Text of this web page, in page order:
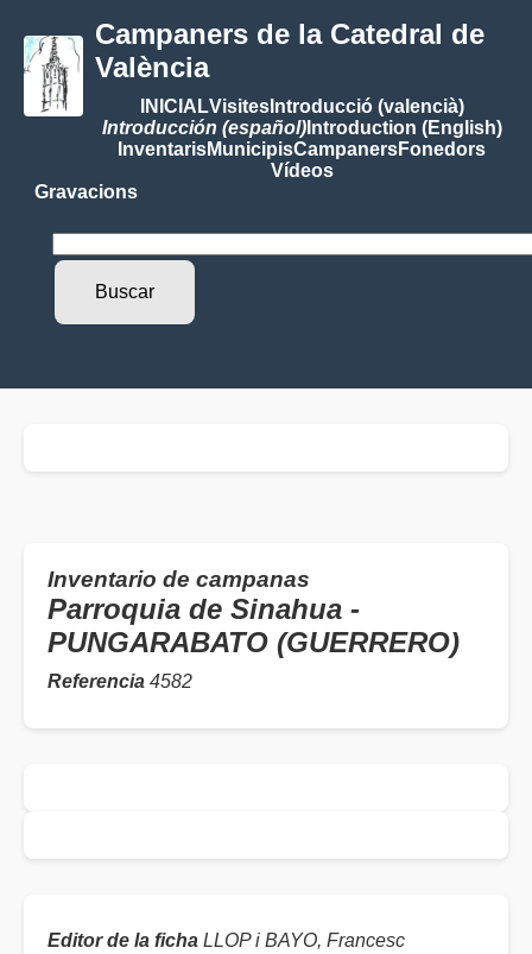
Campaners de la Catedral de
València
INICIALVisitesIntroducció (valencià)
Introducción (español)Introduction (English)
InventarisMunicipisCampanersFonedors
Vídeos
Gravacions
Inventario de campanas
Parroquia de Sinahua -
PUNGARABATO (GUERRERO)
Referencia 4582
Editor de la ficha LLOP i BAYO, Francesc